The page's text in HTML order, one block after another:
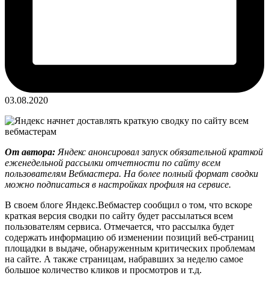
03.08.2020
От автора: Яндекс анонсировал запуск обязательной краткой
еженедельной рассылки отчетности по сайту всем
пользователям Вебмастера. На более полный формат сводки
можно подписаться в настройках профиля на сервисе.
В своем блоге Яндекс.Вебмастер сообщил о том, что вскоре
краткая версия сводки по сайту будет рассылаться всем
пользователям сервиса. Отмечается, что рассылка будет
содержать информацию об изменении позиций веб-страниц
площадки в выдаче, обнаруженным критических проблемам
на сайте. А также страницам, набравших за неделю самое
большое количество кликов и просмотров и т.д.